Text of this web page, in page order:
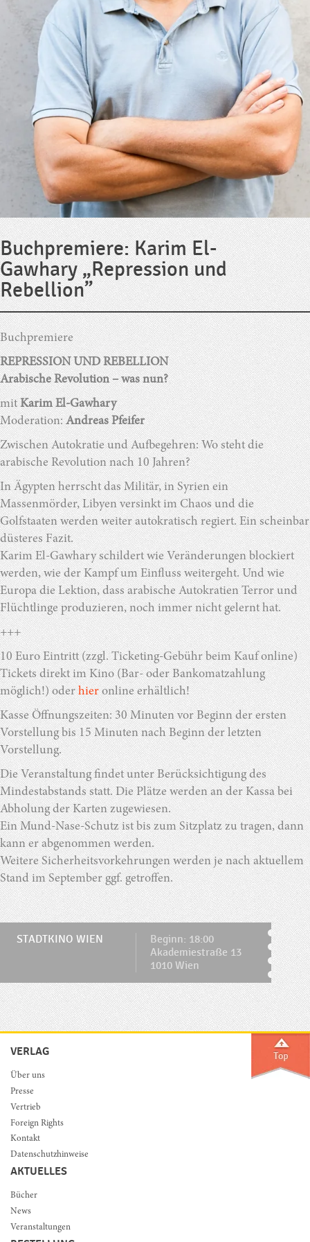
Buchpremiere: Karim El-
Gawhary „Repression und
Rebellion”
Buchpremiere
REPRESSION UND REBELLION
Arabische Revolution – was nun?
mitKarim El-Gawhary
Moderation:Andreas Pfeifer
Zwischen Autokratie und Aufbegehren: Wo steht die
arabische Revolution nach 10 Jahren?
In Ägypten herrscht das Militär, in Syrien ein
Massenmörder, Libyen versinkt im Chaos und die
Golfstaaten werden weiter autokratisch regiert. Ein scheinbar
düsteres Fazit.
Karim El-Gawhary schildert wie Veränderungen blockiert
werden, wie der Kampf um Einfluss weitergeht. Und wie
Europa die Lektion, dass arabische Autokratien Terror und
Flüchtlinge produzieren, noch immer nicht gelernt hat.
+++
10 Euro Eintritt (zzgl. Ticketing-Gebühr beim Kauf online)
Tickets direkt im Kino (Bar- oder Bankomatzahlung
möglich!) oderhieronline erhältlich!
Kasse Öffnungszeiten: 30 Minuten vor Beginn der ersten
Vorstellung bis 15 Minuten nach Beginn der letzten
Vorstellung.
Die Veranstaltung findet unter Berücksichtigung des
Mindestabstands statt. Die Plätze werden an der Kassa bei
Abholung der Karten zugewiesen.
Ein Mund-Nase-Schutz ist bis zum Sitzplatz zu tragen, dann
kann er abgenommen werden.
Weitere Sicherheitsvorkehrungen werden je nach aktuellem
Stand im September ggf. getroffen.
STADTKINO WIEN
Beginn: 18:00
Akademiestraße 13
1010 Wien
VERLAG
Über uns
Presse
Vertrieb
Foreign Rights
Kontakt
Datenschutzhinweise
AKTUELLES
Bücher
News
Veranstaltungen